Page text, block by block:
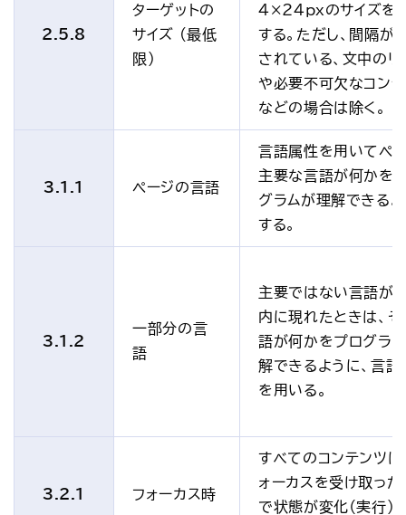
2.5.8
ターゲットの
サイズ (最低
限)
4×24pxのサイズを
する。ただし、間隔が
されている、文中のリ
や必要不可欠なコン
などの場合は除く。
3.1.1 ページの言語
言語属性を用いてペ
主要な言語が何かを
グラムが理解できる
する。
3.1.2
一部分の言
語
主要ではない言語が
内に現れたときは、そ
語が何かをプログラ
解できるように、言語
を用いる。
3.2.1 フォーカス時
すべてのコンテンツは
ォーカスを受け取った
で状態が変化（実行）